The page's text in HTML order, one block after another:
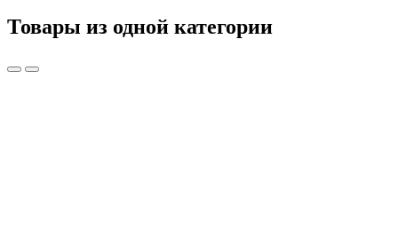
Товары из одной категории